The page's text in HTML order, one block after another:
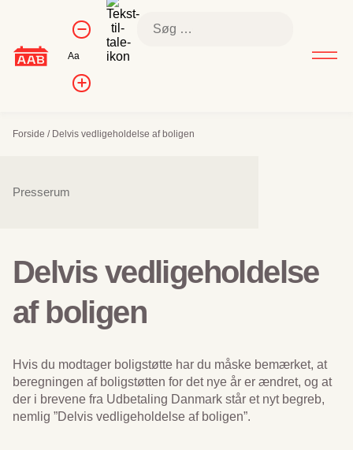
Kontrol af
skriftstørrelse
Formindsk
skriftstørrelse
Aa
Forøg
skriftstørrelsen
Søg
efter:
Forside / Delvis vedligeholdelse af boligen
Sidenavigation
Presserum
Delvis vedligeholdelse
af boligen
Hvis du modtager boligstøtte har du måske bemærket, at
beregningen af boligstøtten for det nye år er ændret, og at
der i brevene fra Udbetaling Danmark står et nyt begreb,
nemlig ”Delvis vedligeholdelse af boligen”.